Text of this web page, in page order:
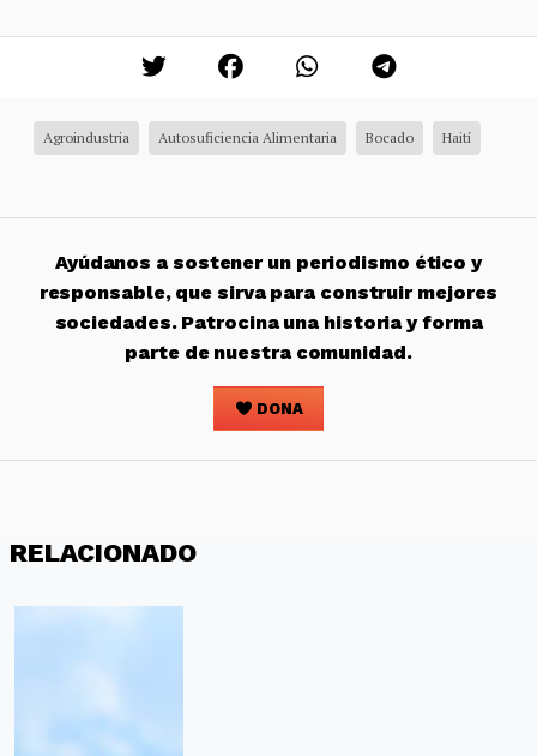
Agroindustria Autosuficiencia Alimentaria Bocado Haití
Ayúdanos a sostener un periodismo ético y
responsable, que sirva para construir mejores
sociedades. Patrocina una historia y forma
parte de nuestra comunidad.
DONA
RELACIONADO